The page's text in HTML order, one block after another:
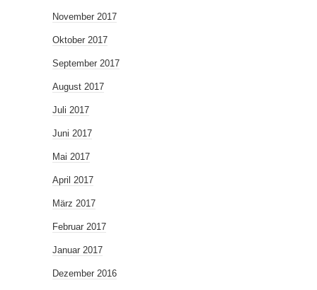
November 2017
Oktober 2017
September 2017
August 2017
Juli 2017
Juni 2017
Mai 2017
April 2017
März 2017
Februar 2017
Januar 2017
Dezember 2016